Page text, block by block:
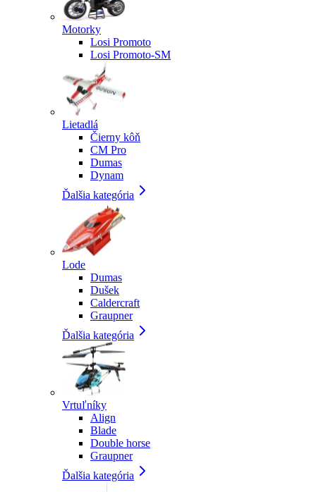
Motorky
Losi Promoto
Losi Promoto-SM
Lietadlá
Čierny kôň
CM Pro
Dumas
Dynam
Ďalšia kategória
Lode
Dumas
Dušek
Caldercraft
Graupner
Ďalšia kategória
Vrtuľníky
Align
Blade
Double horse
Graupner
Ďalšia kategória